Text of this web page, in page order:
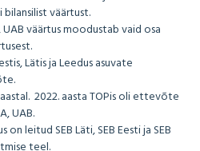
bilansilist väärtust.
UAB väärtus moodustab vaid osa
Lätis ja Leedus asuvate
2022. aasta TOPis oli ettevõte
UAB.
leitud SEB Läti, SEB Eesti ja SEB
teel.